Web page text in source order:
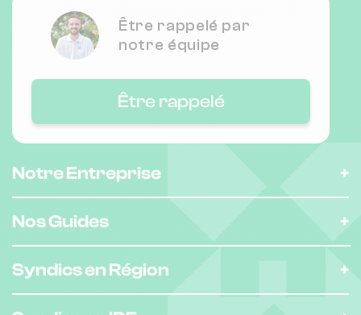
Être rappelé par
notre équipe
Être rappelé
Notre Entreprise
Nos Guides
Syndics en Région